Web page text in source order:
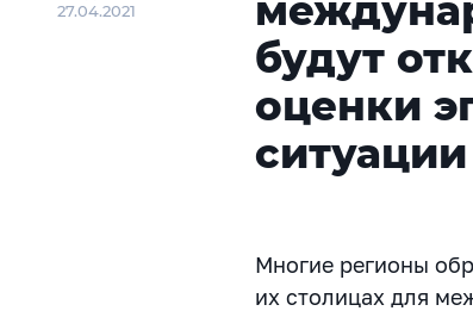
27.04.2021
будут
оценки
ситуации
Многие регионы
их столицах для